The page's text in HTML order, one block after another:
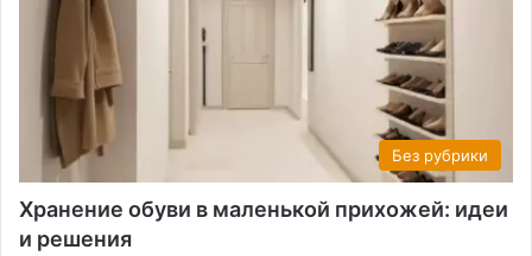
Без рубрики
Хранение обуви в маленькой прихожей: идеи
и решения